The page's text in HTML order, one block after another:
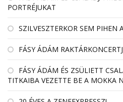
PORTRÉJUKAT
SZILVESZTERKOR SEM PIHEN
FÁSY ÁDÁM
FÁSY ÁDÁM ÉS ZSÜLIETT
TITKAIBA VEZETTE BE A MOKKA